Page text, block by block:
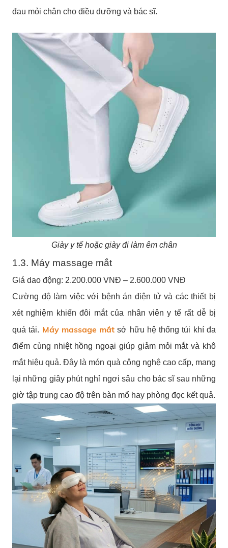
đau mỏi chân cho điều dưỡng và bác sĩ.
Giày y tế hoặc giày đi làm êm chân
1.3. Máy massage mắt
Giá dao động: 2.200.000 VNĐ – 2.600.000 VNĐ
Cường độ làm việc với bệnh án điện tử và các thiết bị
xét nghiệm khiến đôi mắt của nhân viên y tế rất dễ bị
quá tải. Máy massage mắtsở hữu hệ thống túi khí đa
điểm cùng nhiệt hồng ngoại giúp giảm mỏi mắt và khô
mắt hiệu quả. Đây là món quà công nghệ cao cấp, mang
lại những giây phút nghỉ ngơi sâu cho bác sĩ sau những
giờ tập trung cao độ trên bàn mổ hay phòng đọc kết quả.